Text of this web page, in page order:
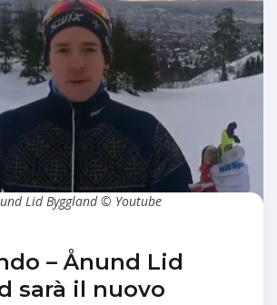
– Ånund Lid
sarà il nuovo
Lid Byggland © Youtube